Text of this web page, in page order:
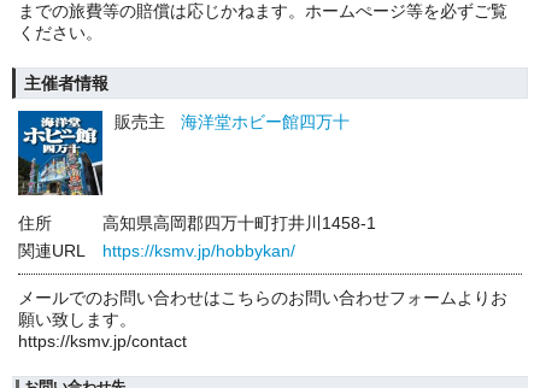
までの旅費等の賠償は応じかねます。ホームぺージ等を必ずご覧
ください。
主催者情報
販売主
海洋堂ホビー館四万十
住所
高知県高岡郡四万十町打井川1458-1
関連URL
https://ksmv.jp/hobbykan/
メールでのお問い合わせはこちらのお問い合わせフォームよりお
願い致します。
https://ksmv.jp/contact